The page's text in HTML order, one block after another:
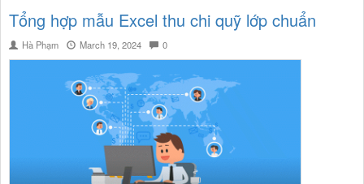
Tổng hợp mẫu Excel thu chi quỹ lớp chuẩn
Hà Phạm March 19, 2024 0